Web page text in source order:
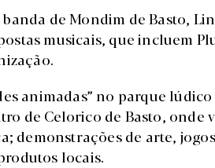
de Mondim de Basto,
musicais, que incluem
animadas” no parque
de Celorico de Basto, onde
demonstrações de arte,
locais.